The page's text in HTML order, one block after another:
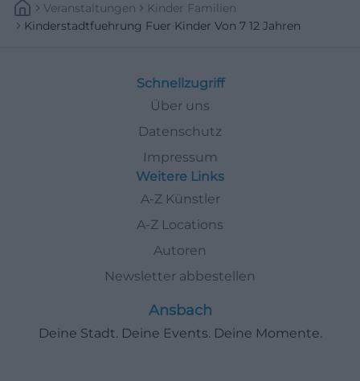
Veranstaltungen
Kinder Familien
Kinderstadtfuehrung Fuer Kinder Von 7 12 Jahren
Schnellzugriff
Über uns
Datenschutz
Impressum
Weitere Links
A-Z Künstler
A-Z Locations
Autoren
Newsletter abbestellen
Ansbach
Deine Stadt. Deine Events. Deine Momente.